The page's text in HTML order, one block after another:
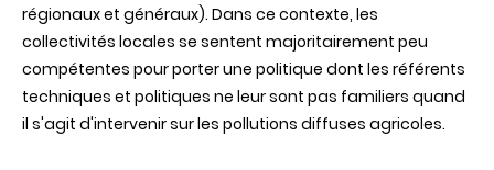
régionaux et généraux). Dans ce contexte, les
collectivités locales se sentent majoritairement peu
compétentes pour porter une politique dont les référents
techniques et politiques ne leur sont pas familiers quand
il s'agit d'intervenir sur les pollutions diffuses agricoles.